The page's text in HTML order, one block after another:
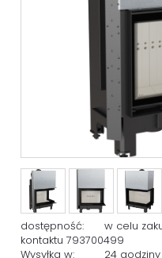
dostępność:
w celu
kontaktu 793700499
Wysyłka w:
24 godziny